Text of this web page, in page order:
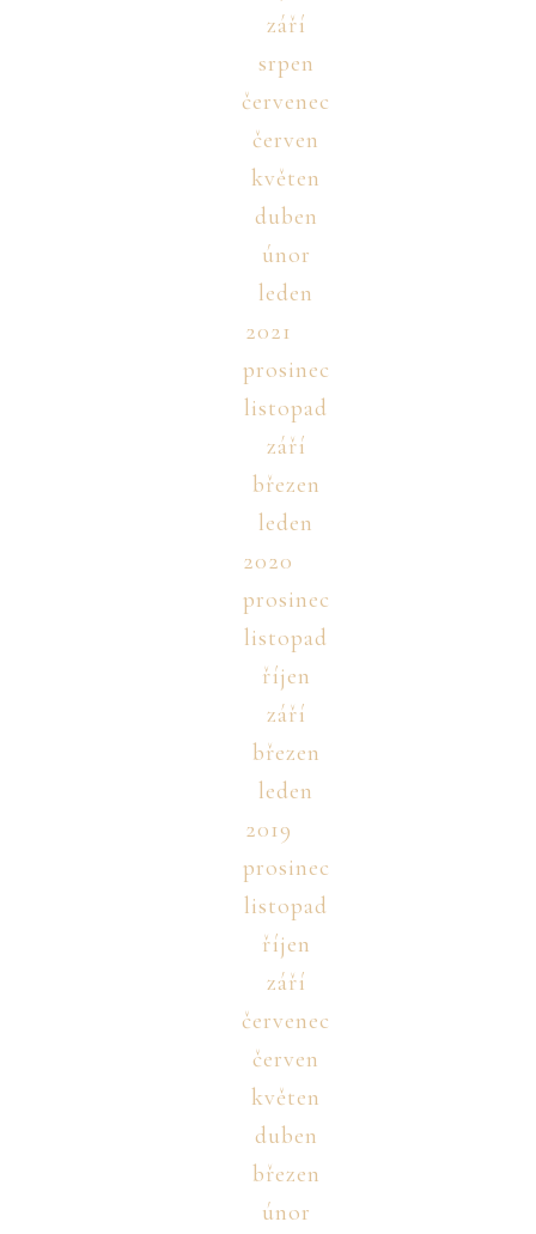
září
srpen
červenec
červen
květen
duben
únor
leden
2021
prosinec
listopad
září
březen
leden
2020
prosinec
listopad
říjen
září
březen
leden
2019
prosinec
listopad
říjen
září
červenec
červen
květen
duben
březen
únor